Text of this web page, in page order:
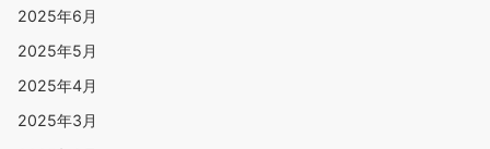
2025年6月
2025年5月
2025年4月
2025年3月